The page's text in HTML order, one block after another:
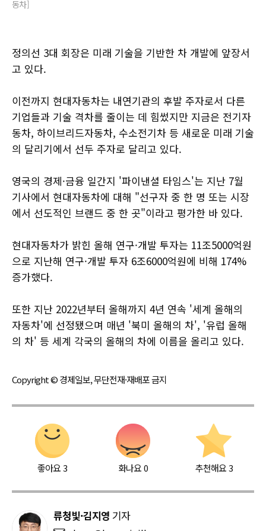
동차]
정의선 3대 회장은 미래 기술을 기반한 차 개발에 앞장서
고 있다.
이전까지 현대자동차는 내연기관의 후발 주자로서 다른
기업들과 기술 격차를 줄이는 데 힘썼지만 지금은 전기자
동차, 하이브리드자동차, 수소전기차 등 새로운 미래 기술
의 달리기에서 선두 주자로 달리고 있다.
영국의 경제·금융 일간지 '파이낸셜 타임스'는 지난 7월
기사에서 현대자동차에 대해 "선구자 중 한 명 또는 시장
에서 선도적인 브랜드 중 한 곳"이라고 평가한 바 있다.
현대자동차가 밝힌 올해 연구·개발 투자는 11조5000억원
으로 지난해 연구·개발 투자 6조6000억원에 비해 174%
증가했다.
또한 지난 2022년부터 올해까지 4년 연속 '세계 올해의
자동차'에 선정됐으며 매년 '북미 올해의 차', '유럽 올해
의 차' 등 세계 각국의 올해의 차에 이름을 올리고 있다.
Copyright © 경제일보, 무단전재·재배포 금지
좋아요3 화나요0 추천해요 3
류청빛·김지영 기자